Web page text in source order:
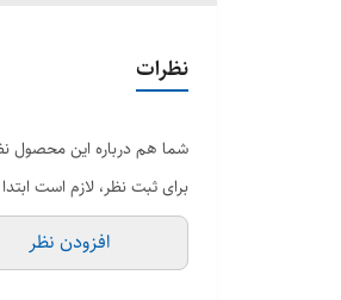
نظرات
شما هم درباره این محصول
برای ثبت نظر، لازم است
افزودن نظر